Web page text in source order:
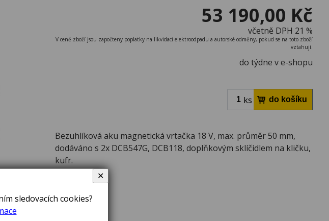
53 190,00 Kč
včetně DPH 21 %
V ceně zboží jsou započteny poplatky na likvidaci elektroodpadu a autorské odměny, pokud se na toto zboží
vztahují.
do týdne v e-shopu
ks
Bezuhlíková aku magnetická vrtačka 18 V, max. průměr 50 mm,
dodáváno s 2x DCB547G, DCB118, doplňkovým sklíčidlem na kličku,
kufr.
sledovacích cookies?
✕